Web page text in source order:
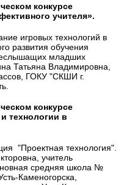
конкурсе
учителя».
игровых технологий в
развития обучения
младших
Татьяна Владимировна,
ГОКУ "СКШИ г.
конкурсе
технологии в
"Проектная технология".
учитель
средняя школа №
Каменогорска,